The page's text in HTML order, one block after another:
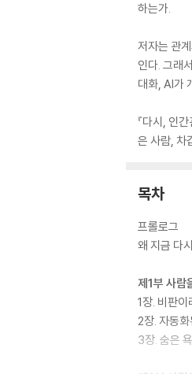
하는가.
저자는 관
인다. 그래
대화, AI가
『다시, 인
은 사람, 차
목차
프롤로그
왜 지금 다
제1부 사람
1장. 비판
2장. 자동
3장. 숨은